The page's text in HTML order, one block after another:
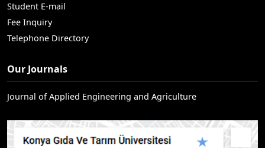
Student E-mail
Fee Inquiry
Telephone Directory
Our Journals
Journal of Applied Engineering and Agriculture